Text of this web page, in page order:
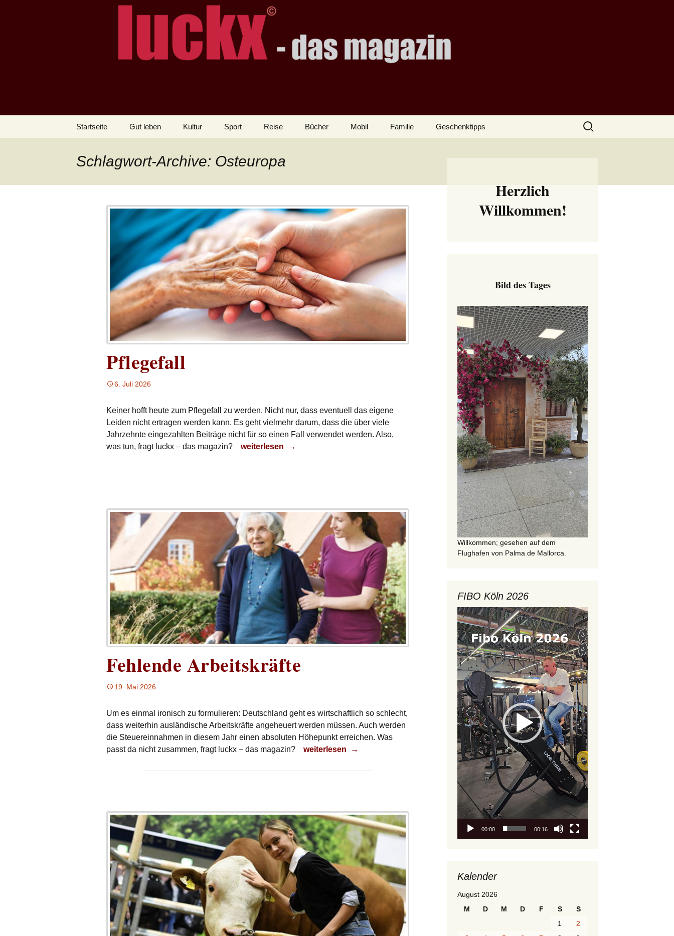
LUCKX
– das Magazin
Startseite Gut leben Kultur Sport Reise Bücher Mobil Familie Geschenktipps
Suchen
nach:
Schlagwort-Archive: Osteuropa
Pflegefall
6. Juli 2026
Keiner hofft heute zum Pflegefall zu werden. Nicht nur, dass eventuell das eigene
Leiden nicht ertragen werden kann. Es geht vielmehr darum, dass die über viele
Jahrzehnte eingezahlten Beiträge nicht für so einen Fall verwendet werden. Also,
was tun, fragt luckx – das magazin?
Pflegefall
weiterlesen →
Fehlende Arbeitskräfte
19. Mai 2026
Um es einmal ironisch zu formulieren: Deutschland geht es wirtschaftlich so schlecht,
dass weiterhin ausländische Arbeitskräfte angeheuert werden müssen. Auch werden
die Steuereinnahmen in diesem Jahr einen absoluten Höhepunkt erreichen. Was
passt da nicht zusammen, fragt luckx – das magazin?
Fehlende Arbeitskräfte
weiterlesen →
Herzlich
Willkommen!
Bild des Tages
Willkommen; gesehen auf dem
Flughafen von Palma de Mallorca.
FIBO Köln 2026
Video-
Player
00:00 00:16
Kalender
August 2026
M
D M D F S
S
1
2